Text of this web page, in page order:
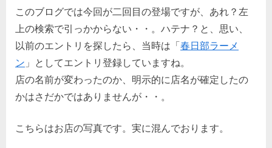
このブログでは今回が二回目の登場ですが、あれ？左
上の検索で引っかからない・・。ハテナ？と、思い、
以前のエントリを探したら、当時は「春日部ラーメ
ン 」としてエントリ登録していますね。
店の名前が変わったのか、明示的に店名が確定したの
かはさだかではありませんが・・。
こちらはお店の写真です。実に混んでおります。